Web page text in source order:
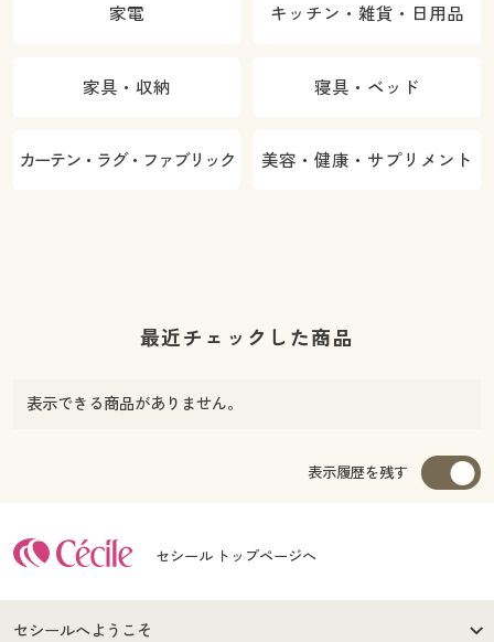
家電 キッチン・雑貨・日用品
家具・収納 寝具・ベッド
カーテン・ラグ・ファブリック 美容・健康・サプリメント
最近チェックした商品
表示できる商品がありません。
表示履歴を残す
セシール トップページへ
セシールへようこそ